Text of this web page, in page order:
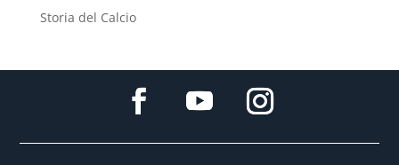
Storia del Calcio